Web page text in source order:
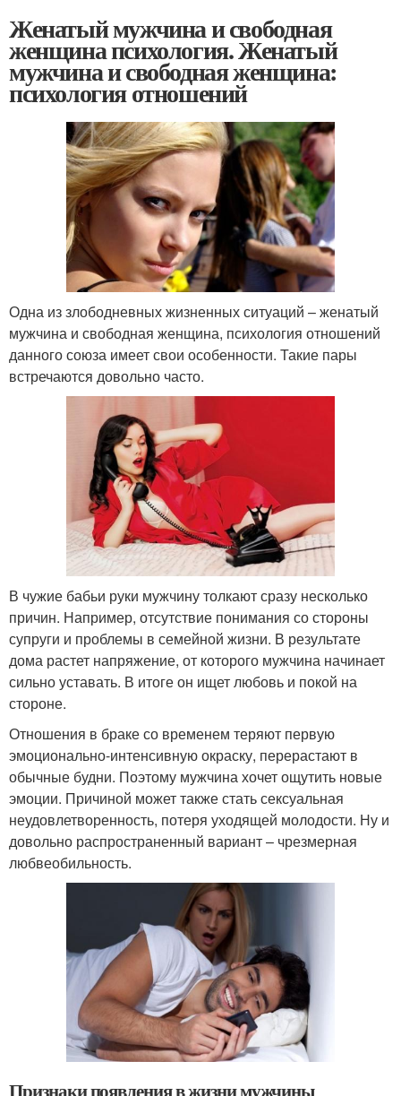
Женатый мужчина и свободная
женщина психология. Женатый
мужчина и свободная женщина:
психология отношений
Одна из злободневных жизненных ситуаций – женатый
мужчина и свободная женщина, психология отношений
данного союза имеет свои особенности. Такие пары
встречаются довольно часто.
В чужие бабьи руки мужчину толкают сразу несколько
причин. Например, отсутствие понимания со стороны
супруги и проблемы в семейной жизни. В результате
дома растет напряжение, от которого мужчина начинает
сильно уставать. В итоге он ищет любовь и покой на
стороне.
Отношения в браке со временем теряют первую
эмоционально-интенсивную окраску, перерастают в
обычные будни. Поэтому мужчина хочет ощутить новые
эмоции. Причиной может также стать сексуальная
неудовлетворенность, потеря уходящей молодости. Ну и
довольно распространенный вариант – чрезмерная
любвеобильность.
Признаки появления в жизни мужчины